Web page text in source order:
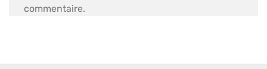
commentaire.